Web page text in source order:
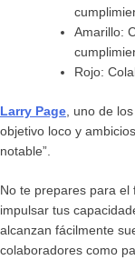
Amarillo:
Rojo:
Larry Page , uno de
objetivo loco y
notable”.
No te prepares para el
impulsar tus
alcanzan fácilmente
colaboradores como